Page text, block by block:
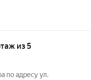
из 5
по адресу ул.